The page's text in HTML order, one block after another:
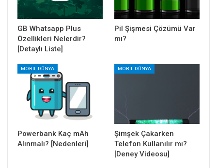
GB Whatsapp Plus
Özellikleri Nelerdir?
[Detaylı Liste]
Pil Şişmesi Çözümü Var
mı?
MOBIL DÜNYA
Powerbank Kaç mAh
Alınmalı? [Nedenleri]
MOBIL DÜNYA
Şimşek Çakarken
Telefon Kullanılır mı?
[Deney Videosu]